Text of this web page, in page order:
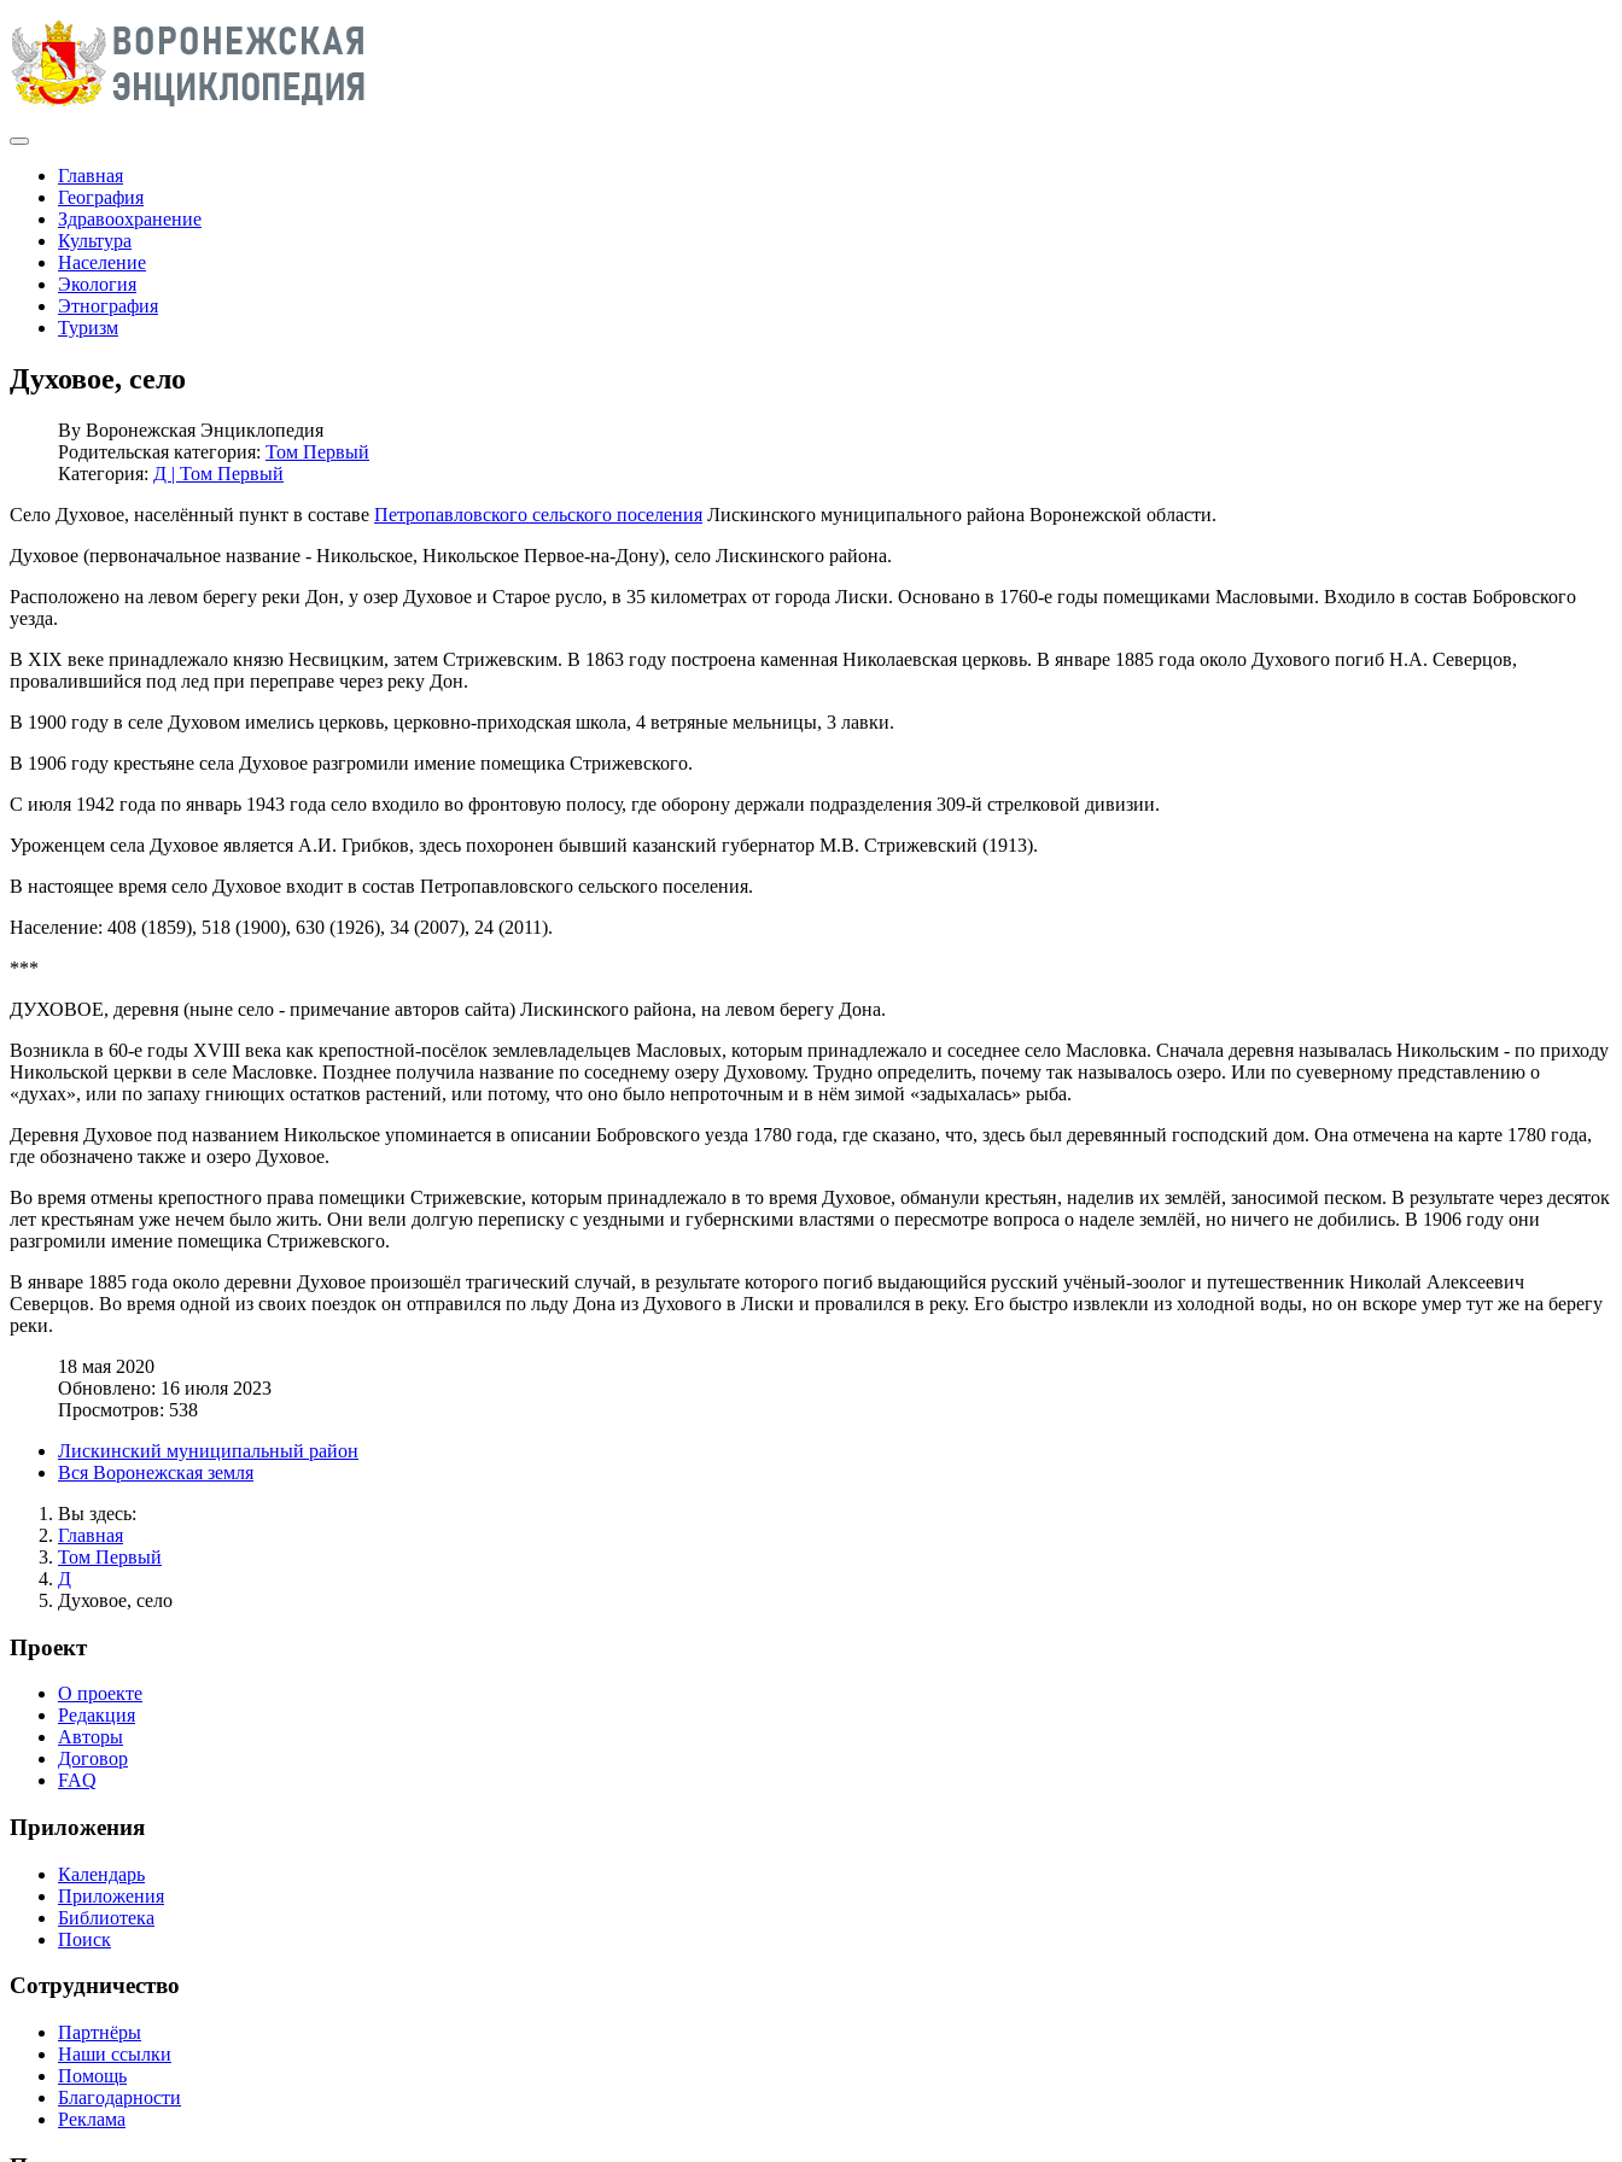
Главная
География
Здравоохранение
Культура
Население
Экология
Этнография
Туризм
Духовое, село
By Воронежская Энциклопедия
Родительская категория: Том Первый
Категория: Д | Том Первый
Село Духовое, населённый пункт в составе Петропавловского сельского поселения Лискинского муниципального района Воронежской области.
Духовое (первоначальное название - Никольское, Никольское Первое-на-Дону), село Лискинского района.
Расположено на левом берегу реки Дон, у озер Духовое и Старое русло, в 35 километрах от города Лиски. Основано в 1760-е годы помещиками Масловыми. Входило в состав Бобровского
уезда.
В XIX веке принадлежало князю Несвицким, затем Стрижевским. В 1863 году построена каменная Николаевская церковь. В январе 1885 года около Духового погиб Н.А. Северцов,
провалившийся под лед при переправе через реку Дон.
В 1900 году в селе Духовом имелись церковь, церковно-приходская школа, 4 ветряные мельницы, 3 лавки.
В 1906 году крестьяне села Духовое разгромили имение помещика Стрижевского.
С июля 1942 года по январь 1943 года село входило во фронтовую полосу, где оборону держали подразделения 309-й стрелковой дивизии.
Уроженцем села Духовое является А.И. Грибков, здесь похоронен бывший казанский губернатор М.В. Стрижевский (1913).
В настоящее время село Духовое входит в состав Петропавловского сельского поселения.
Население: 408 (1859), 518 (1900), 630 (1926), 34 (2007), 24 (2011).
***
ДУХОВОЕ, деревня (ныне село - примечание авторов сайта) Лискинского района, на левом берегу Дона.
Возникла в 60-е годы XVIII века как крепостной-посёлок землевладельцев Масловых, которым принадлежало и соседнее село Масловка. Сначала деревня называлась Никольским - по приходу
Никольской церкви в селе Масловке. Позднее получила название по соседнему озеру Духовому. Трудно определить, почему так называлось озеро. Или по суеверному представлению о
«духах», или по запаху гниющих остатков растений, или потому, что оно было непроточным и в нём зимой «задыхалась» рыба.
Деревня Духовое под названием Никольское упоминается в описании Бобровского уезда 1780 года, где сказано, что, здесь был деревянный господский дом. Она отмечена на карте 1780 года,
где обозначено также и озеро Духовое.
Во время отмены крепостного права помещики Стрижевские, которым принадлежало в то время Духовое, обманули крестьян, наделив их землёй, заносимой песком. В результате через десяток
лет крестьянам уже нечем было жить. Они вели долгую переписку с уездными и губернскими властями о пересмотре вопроса о наделе землёй, но ничего не добились. В 1906 году они
разгромили имение помещика Стрижевского.
В январе 1885 года около деревни Духовое произошёл трагический случай, в результате которого погиб выдающийся русский учёный-зоолог и путешественник Николай Алексеевич
Северцов. Во время одной из своих поездок он отправился по льду Дона из Духового в Лиски и провалился в реку. Его быстро извлекли из холодной воды, но он вскоре умер тут же на берегу
реки.
18 мая 2020
Обновлено: 16 июля 2023
Просмотров: 538
Лискинский муниципальный район
Вся Воронежская земля
Вы здесь:
Главная
Том Первый
Д
Духовое, село
Проект
О проекте
Редакция
Авторы
Договор
FAQ
Приложения
Календарь
Приложения
Библиотека
Поиск
Сотрудничество
Партнёры
Наши ссылки
Помощь
Благодарности
Реклама